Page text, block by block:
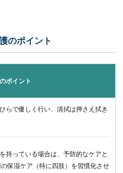
のポイント
ポイント
らで優しく行い、清拭は押さえ拭き
持っている場合は、予防的なケアと
保湿ケア（特に四肢）を習慣化させ